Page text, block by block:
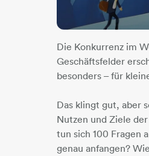
Die Konkurrenz im
Geschäftsfelder
besonders – für
Das klingt gut, aber
Nutzen und Ziele
tun sich 100 Fragen
genau anfangen?